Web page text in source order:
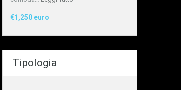
€1,250 euro
Tipologia